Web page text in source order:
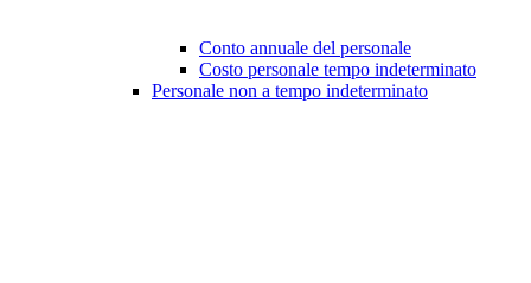
Conto annuale del personale
Costo personale tempo indeterminato
Personale non a tempo indeterminato